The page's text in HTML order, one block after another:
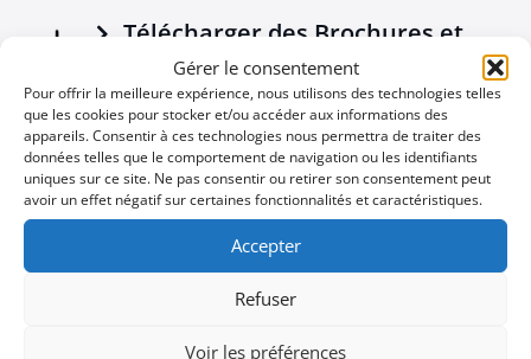
Gérer le consentement
Pour offrir la meilleure expérience, nous utilisons des technologies telles
que les cookies pour stocker et/ou accéder aux informations des
appareils. Consentir à ces technologies nous permettra de traiter des
données telles que le comportement de navigation ou les identifiants
uniques sur ce site. Ne pas consentir ou retirer son consentement peut
avoir un effet négatif sur certaines fonctionnalités et caractéristiques.
Accepter
Refuser
Voir les préférences
gamme déjà réussie des accessoires Tessera4x4.
Télécharger des Brochures et
Manuels
Nouvelles de l'Entreprise
Offres spéciales